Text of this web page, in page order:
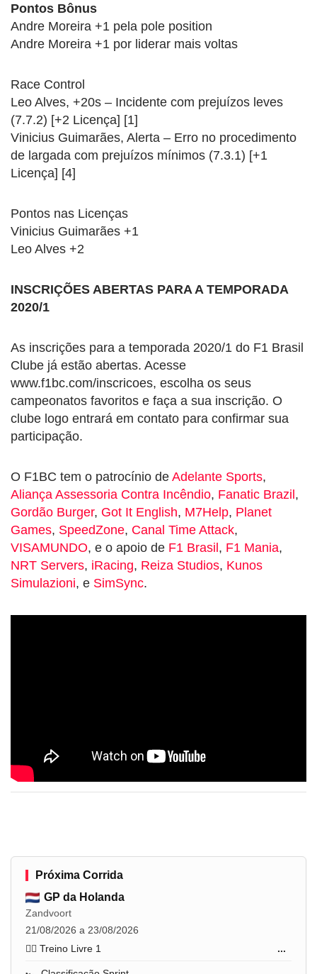
Pontos Bônus
Andre Moreira +1 pela pole position
Andre Moreira +1 por liderar mais voltas
Race Control
Leo Alves, +20s – Incidente com prejuízos leves
(7.7.2) [+2 Licença] [1]
Vinicius Guimarães, Alerta – Erro no procedimento
de largada com prejuízos mínimos (7.3.1) [+1
Licença] [4]
Pontos nas Licenças
Vinicius Guimarães +1
Leo Alves +2
INSCRIÇÕES ABERTAS PARA A TEMPORADA
2020/1
As inscrições para a temporada 2020/1 do F1 Brasil
Clube já estão abertas. Acesse
www.f1bc.com/inscricoes, escolha os seus
campeonatos favoritos e faça a sua inscrição. O
clube logo entrará em contato para confirmar sua
participação.
O F1BC tem o patrocínio de Adelante Sports,
Aliança Assessoria Contra Incêndio, Fanatic Brazil,
Gordão Burger, Got It English, M7Help, Planet
Games, SpeedZone, Canal Time Attack,
VISAMUNDO, e o apoio de F1 Brasil, F1 Mania,
NRT Servers, iRacing, Reiza Studios, Kunos
Simulazioni, e SimSync.
Próxima Corrida
GP da Holanda
Zandvoort
21/08/2026 a 23/08/2026
🏋️‍♂️ Treino Livre 1
...